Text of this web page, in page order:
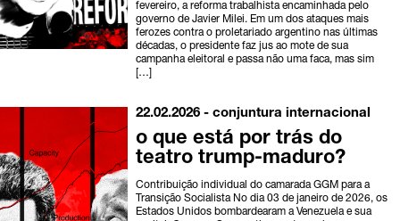
fevereiro, a reforma trabalhista encaminhada pelo
governo de Javier Milei. Em um dos ataques mais
ferozes contra o proletariado argentino nas últimas
décadas, o presidente faz jus ao mote de sua
campanha eleitoral e passa não uma faca, mas sim
[…]
22.02.2026 -conjuntura internacional
o que está por trás do
teatro trump-maduro?
Contribuição individual do camarada GGM para a
Transição Socialista No dia 03 de janeiro de 2026, os
Estados Unidos bombardearam a Venezuela e sua